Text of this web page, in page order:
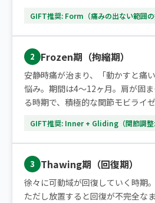
GIFT推奨: Form（痛みの出ない範囲の
2 Frozen期（拘縮期）
安静時痛が治まり、「動かすと痛
悩み。期間は4〜12ヶ月。肩が固
る時期で、積極的な関節モビライ
GIFT推奨: Inner + Gliding（関節調整
3 Thawing期（回復期）
徐々に可動域が回復していく時期
ただし放置すると回復が不完全な